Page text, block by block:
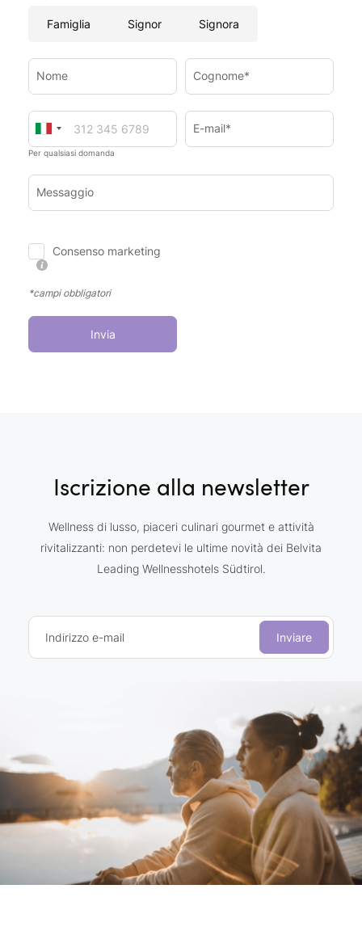
Famiglia Signor Signora
Nome Cognome*
Per qualsiasi domanda
E-mail*
Messaggio
Consenso marketing
*campi obbligatori
Invia
Iscrizione alla newsletter
Wellness di lusso, piaceri culinari gourmet e attività
rivitalizzanti: non perdetevi le ultime novità dei Belvita
Leading Wellnesshotels Südtirol.
Indirizzo e-mail Inviare